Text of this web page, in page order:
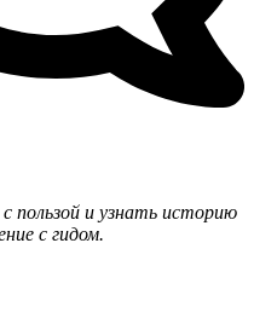
пользой и узнать историю
с гидом.